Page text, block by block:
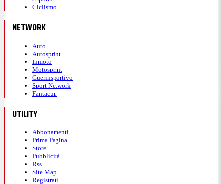
Ciclismo
NETWORK
Auto
Autosprint
Inmoto
Motosprint
Guerinsportivo
Sport Network
Fantacup
UTILITY
Abbonamenti
Prima Pagina
Store
Pubblicità
Rss
Site Map
Registrati